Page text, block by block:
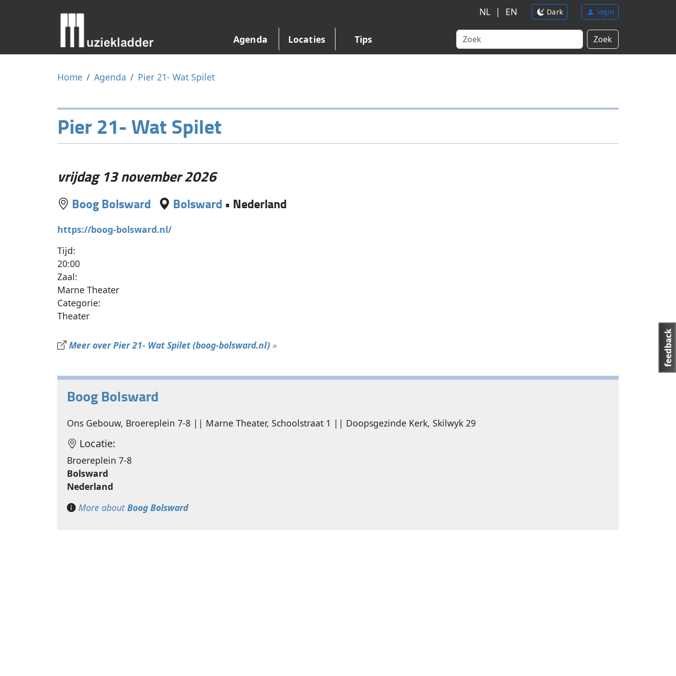
NL | EN Dark login
Agenda Locaties Tips Zoek
Home Agenda Pier 21- Wat Spilet
Pier 21- Wat Spilet
vrijdag 13 november 2026
Boog Bolsward Bolsward • Nederland
https://boog-bolsward.nl/
Tijd:
20:00
Zaal:
Marne Theater
Categorie:
Theater
Meer over Pier 21- Wat Spilet (boog-bolsward.nl)»
Boog Bolsward
Ons Gebouw, Broereplein 7-8 || Marne Theater, Schoolstraat 1 || Doopsgezinde Kerk, Skilwyk 29
Locatie:
Broereplein 7-8
Bolsward
Nederland
More aboutBoog Bolsward